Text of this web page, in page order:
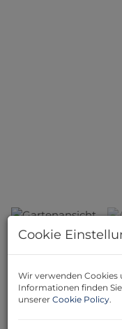
Beschreibung
Wir sind beauftragt
(+30m2 Erdkeller,
Cookie
Wir verwenden Cookies
Informationen finden
unserer Cookie Policy.